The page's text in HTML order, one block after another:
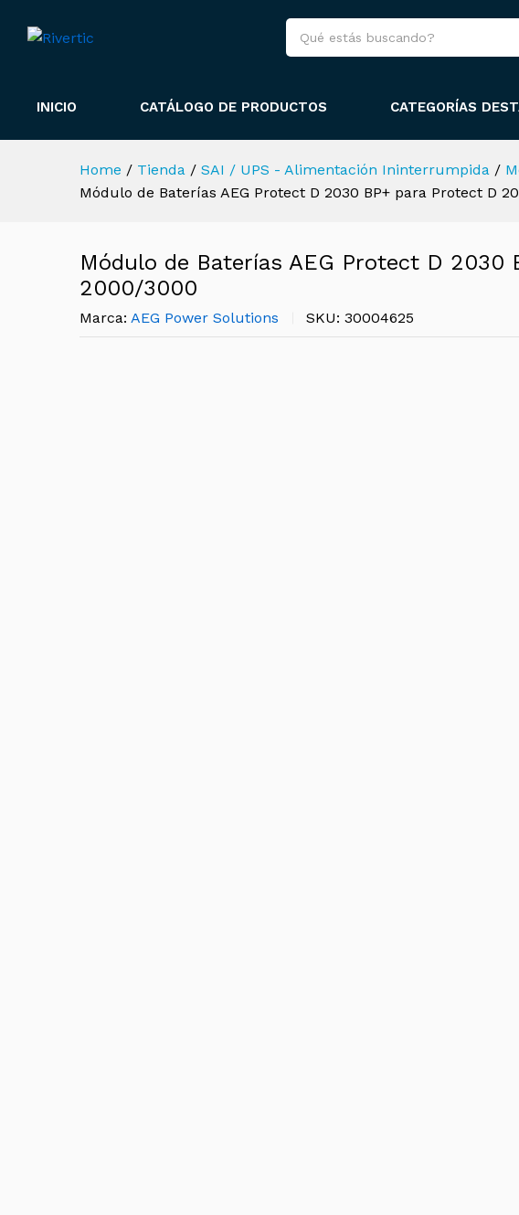
INICIO CATÁLOGO DE PRODUCTOS CATEGORÍAS
Home / Tienda / SAI / UPS - Alimentación Ininterrumpida /
Módulo de Baterías AEG Protect D 2030 BP+ para Protect D
Módulo de Baterías AEG Protect D 2030
2000/3000
Marca: AEG Power Solutions SKU: 30004625
Módulo de Baterías AEG Protect D 2030
Envío y políticas Especificaciones